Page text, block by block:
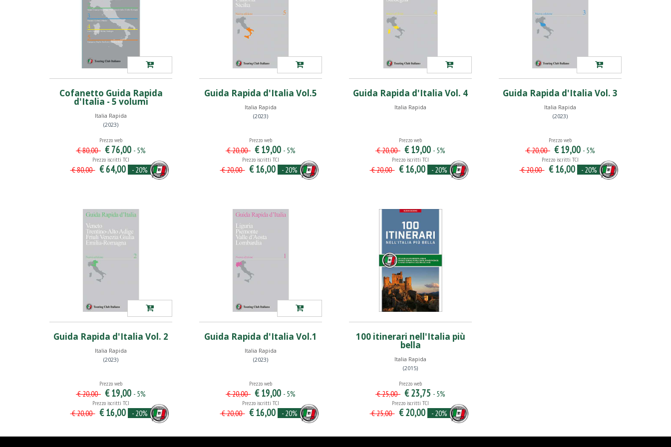
Cofanetto Guida Rapida
d'Italia - 5 volumi
Italia Rapida
(2023)
Prezzo web
€ 80,00 € 76,00 - 5%
Prezzo iscritti TCI
€ 80,00 € 64,00 - 20%
Guida Rapida d'Italia Vol.5
Italia Rapida
(2023)
Prezzo web
€ 20,00 € 19,00 - 5%
Prezzo iscritti TCI
€ 20,00 € 16,00 - 20%
Guida Rapida d'Italia Vol. 4
Italia Rapida
Prezzo web
€ 20,00 € 19,00 - 5%
Prezzo iscritti TCI
€ 20,00 € 16,00 - 20%
Guida Rapida d'Italia Vol. 3
Italia Rapida
(2023)
Prezzo web
€ 20,00 € 19,00 - 5%
Prezzo iscritti TCI
€ 20,00 € 16,00 - 20%
Guida Rapida d'Italia Vol. 2
Italia Rapida
(2023)
Prezzo web
€ 20,00 € 19,00 - 5%
Prezzo iscritti TCI
€ 20,00 € 16,00 - 20%
Guida Rapida d'Italia Vol.1
Italia Rapida
(2023)
Prezzo web
€ 20,00 € 19,00 - 5%
Prezzo iscritti TCI
€ 20,00 € 16,00 - 20%
100 itinerari nell'Italia più
bella
Italia Rapida
(2015)
Prezzo web
€ 25,00 € 23,75 - 5%
Prezzo iscritti TCI
€ 25,00 € 20,00 - 20%